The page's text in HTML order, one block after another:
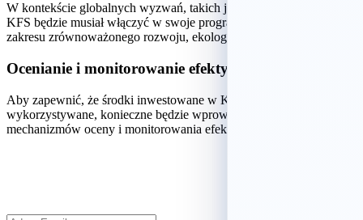
W kontekście globalnych wyzwań, takich jak zmiany klimatyczne,
KFS będzie musiał włączyć w swoje programy elementy edukacji z
zakresu zrównoważonego rozwoju, ekologii i ochrony środowiska.
Ocenianie i monitorowanie efektywności
Aby zapewnić, że środki inwestowane w KFS są efektywnie
wykorzystywane, konieczne będzie wprowadzenie skuteczniejszych
mechanizmów oceny i monitorowania efektów szkoleń.